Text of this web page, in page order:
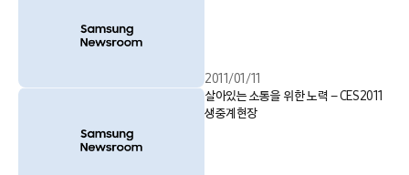
2011/01/11
살아있는 소통을 위한 노력 – CES2011
생중계현장